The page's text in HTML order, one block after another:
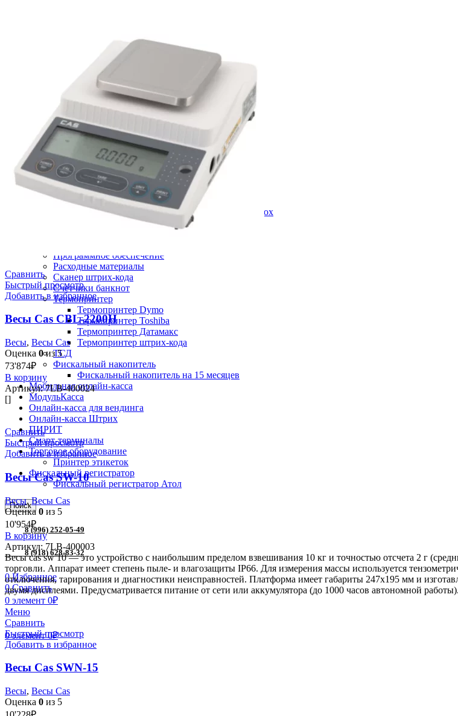
Datamax)
Принтер этикеток LABAU
Принтер этикеток Mercury
Принтер этикеток Posiflex
Принтер этикеток SalePos
Принтер этикеток Samsung
Принтер этикеток SATO
Принтер этикеток Sewoo (Lukhan)
Принтер этикеток SPARK
Принтер этикеток Star Micronics
Принтер этикеток VioTeh
Принтер этикеток Xprinter
Принтеры этикеток TSC
Принтеры этикеток Zebra
Принтеры этикеток Атол
Промышленный принтер этикеток
Промышленный принтер этикеток Argox
Термопринтеры этикеток
Термотрансферные принтеры этикеток
Программное обеспечение
Расходные материалы
Сканер штрих-кода
Счетчики банкнот
Термопринтер
Термопринтер Dymo
Термопринтер Toshiba
Термопринтер Датамакс
Термопринтер штрих-кода
ТСД
Фискальный накопитель
Фискальный накопитель на 15 месяцев
Мобильная онлайн-касса
МодульКасса
Онлайн-касса для вендинга
Онлайн-касса Штрих
ПИРИТ
Смарт-терминалы
Торговое оборудование
Принтер этикеток
Фискальный регистратор
Фискальный регистратор Атол
Поиск
8 (996) 252-05-49
8 (918) 628-83-32
0Избранное
0 Сравнить
0 элемент 0₽
Меню
0элемент 0₽
Сравнить
Быстрый просмотр
Добавить в избранное
Весы Cas CBL-2200H
Весы, Весы Cas
Оценка 0из 5
73'874₽
В корзину
Артикул:7LB-400024
[]
Сравнить
Быстрый просмотр
Добавить в избранное
Весы Cas SW-10
Весы,Весы Cas
Оценка 0 из 5
10'954₽
В корзину
Артикул: 7LB-400003
Весы cas sw 10 — это устройство с наибольшим пределом взвешивания 10 кг и точностью отсчета 2 г
торговли. Аппарат имеет степень пыле- и влагозащиты IP66. Для измерения массы используется
отключения, тарирования и диагностики неисправностей. Платформа имеет габариты 247х195 мм и
двумя дисплеями. Предусматривается питание от сети или аккумулятора (до 1000 часов автономной работы).
Сравнить
Быстрый просмотр
Добавить в избранное
Весы Cas SWN-15
Весы, Весы Cas
Оценка 0 из 5